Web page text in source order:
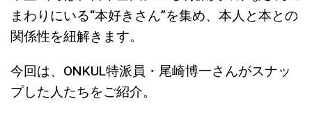
まわりにいる“本好きさん”を集め、本人と本との
関係性を紐解きます。
今回は、ONKUL特派員・尾崎博一さんがスナッ
プした人たちをご紹介。